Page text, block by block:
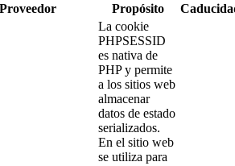
Proveedor Propósito
La cookie
PHPSESSID
es nativa de
PHP y permite
a los sitios web
almacenar
datos de estado
serializados.
En el sitio web
se utiliza para